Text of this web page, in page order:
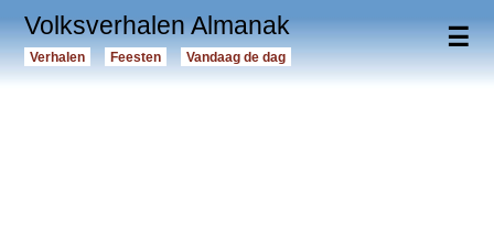
☰
Volksverhalen Almanak
Verhalen Feesten Vandaag de dag